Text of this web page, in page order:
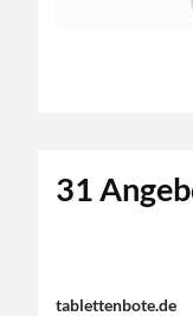
31
tablettenbote.de